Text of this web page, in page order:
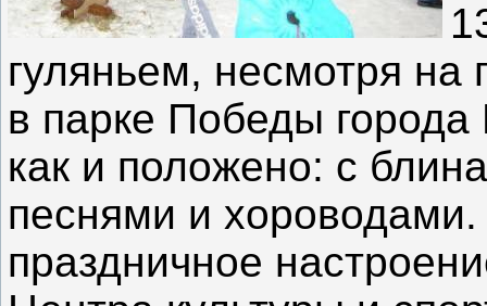
гуляньем, несмотря на
в парке Победы
как и положено: с
песнями и
праздничное